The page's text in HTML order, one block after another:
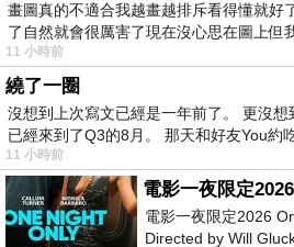
畫圖真的不適合我越畫越排斥看得懂就好
了自然就會很厲害了現在沒心思在圖上
11 小時前
繞了一圈
沒想到上次寫文已經是一年前了。 更沒
已經來到了Q3的8月。 那天和好友You約
11 小時前
電影一夜限定2026
Directed by Will